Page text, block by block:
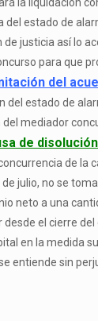
del estado de
justicia así lo
para que
del
del estado de
mediador
de
de la
julio, no se
neto a una
el cierre
en la medida
entiende sin